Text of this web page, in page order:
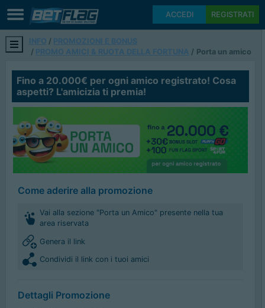
ACCEDI REGISTRATI
INFO
PROMOZIONI E BONUS
PROMO AMICI & RUOTA DELLA FORTUNA
Porta un amico
Fino a 20.000€ per ogni amico registrato! Cosa
aspetti? L'amicizia ti premia!
Come aderire alla promozione
Vai alla sezione "Porta un Amico" presente nella tua
area riservata
Genera il link
Condividi il link con i tuoi amici
Dettagli Promozione